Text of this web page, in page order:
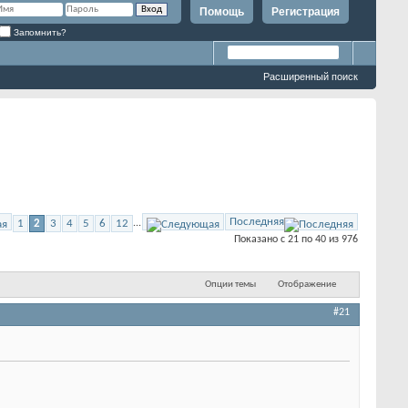
Регистрация
Помощь
Запомнить?
Расширенный поиск
1 2 3 4 5 6 12 ... Последняя
Показано с 21 по 40 из 976
Опции темы Отображение
#21